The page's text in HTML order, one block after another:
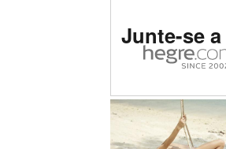
erótico nº 1 do
Junte-se